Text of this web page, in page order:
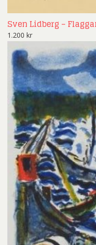
Sven Lidberg –
1.200 kr